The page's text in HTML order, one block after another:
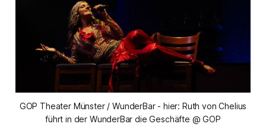
GOP Theater Münster / WunderBar - hier: Ruth von Chelius
führt in der WunderBar die Geschäfte @ GOP